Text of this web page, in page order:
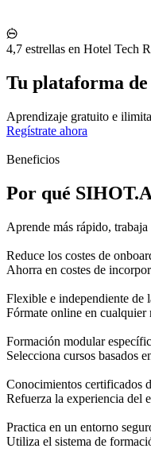
4,7 estrellas en Hotel Tech
Tu plataforma
Aprendizaje gratuito e
Regístrate ahora
Beneficios
Por qué
Aprende más rápido,
Reduce los costes de
Ahorra en costes de
Flexible e independiente de
Fórmate online en cualquier
Formación modular
Selecciona cursos basados
Conocimientos certificados
Refuerza la experiencia del
Practica en un entorno
Utiliza el sistema de